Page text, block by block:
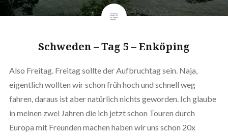
Schweden – Tag 5 – Enköping
Also Freitag. Freitag sollte der Aufbruchtag sein. Naja,
eigentlich wollten wir schon früh hoch und schnell weg
fahren, daraus ist aber natürlich nichts geworden. Ich glaube
in meinen zwei Jahren die ich jetzt schon Touren durch
Europa mit Freunden machen haben wir uns schon 20x